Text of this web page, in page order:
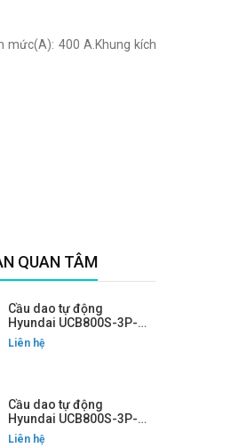
kích
QUAN TÂM
Cầu dao tự động
Hyundai UCB800S-3P-
700A
Liên hệ
Cầu dao tự động
Hyundai UCB800S-3P-
800A
Liên hệ